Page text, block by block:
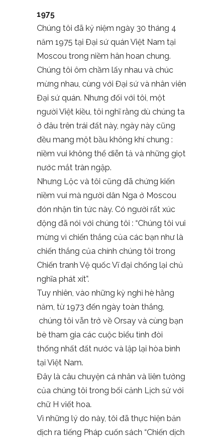
1975
Chúng tôi đã kỷ niệm ngày 30 tháng 4
năm 1975 tại Đại sứ quán Việt Nam tại
Moscou trong niềm hân hoan chung.
Chúng tôi ôm chầm lấy nhau và chúc
mừng nhau, cùng với Đại sứ và nhân viên
Đại sứ quán. Nhưng đối với tôi, một
người Việt kiều, tôi nghĩ rằng dù chúng ta
ở đâu trên trái đất này, ngày này cũng
đều mang một bầu không khí chung :
niềm vui không thể diễn tả và những giọt
nước mắt tràn ngập.
Nhưng Lộc và tôi cũng đã chứng kiến ​​
niềm vui mà người dân Nga ở Moscou
đón nhận tin tức này. Có người rất xúc
động đã nói với chúng tôi : “Chúng tôi vui
mừng vì chiến thắng của các bạn như là
chiến thắng của chính chúng tôi trong
Chiến tranh Vệ quốc Vĩ đại chống lại chủ
nghĩa phát xít”.
Tuy nhiên, vào những kỳ nghỉ hè hằng
năm, từ 1973 đến ngày toàn thắng,
chúng tôi vẫn trở về Orsay và cùng bạn
bè tham gia các cuộc biểu tình đòi
thống nhất đất nước và lập lại hòa bình
tại Việt Nam.
Đây là câu chuyện cá nhân và liên tưởng
của chúng tôi trong bối cảnh Lịch sử với
chữ H viết hoa.
Vì những lý do này, tôi đã thực hiện bản
dịch ra tiếng Pháp cuốn sách “Chiến dịch